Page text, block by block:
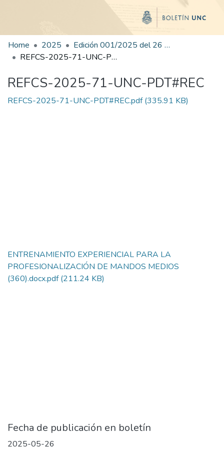
Home 2025
Edición 001/2025 del 26 de mayo de 2025
REFCS-2025-71-UNC-PDT#REC
REFCS-2025-71-UNC-PDT#REC
REFCS-2025-71-UNC-PDT#REC.pdf(335.91 KB)
ENTRENAMIENTO EXPERIENCIAL PARA LA
PROFESIONALIZACIÓN DE MANDOS MEDIOS
(360).docx.pdf(211.24 KB)
Fecha de publicación en boletín
2025-05-26